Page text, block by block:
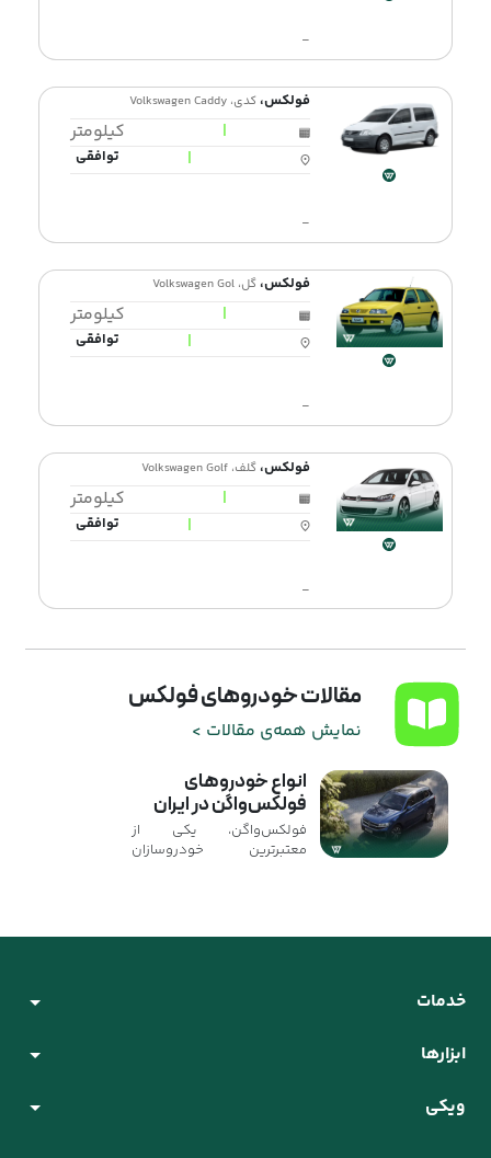
-
فولکس، کدی، Volkswagen Caddy
|
کیلومتر
|
توافقی
-
فولکس، گل، Volkswagen Gol
|
کیلومتر
|
توافقی
-
فولکس، گلف، Volkswagen Golf
|
کیلومتر
|
توافقی
-
مقالات خودروهای فولکس
نمایش همه‌ی مقالات >
انواع خودروهای
فولکس‌واگن در ایران
فولکس‌واگن، یکی از
معتبرترین خودروسازان
خدمات
ابزارها
ویکی